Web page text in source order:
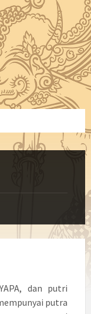
dan putri
putra